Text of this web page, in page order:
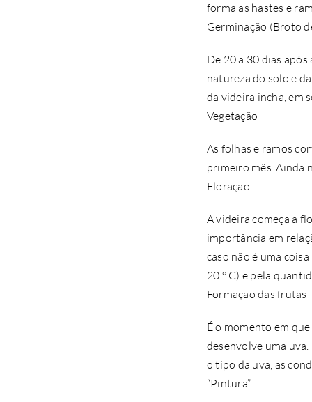
forma as hastes e
Germinação (Broto
De 20 a 30 dias
natureza do solo e
da videira incha, em
Vegetação
As folhas e ramos
primeiro mês. Ainda
Floração
A videira começa a
importância em
caso não é uma
20 ° C) e pela
Formação das frutas
É o momento em
desenvolve uma
o tipo da uva, as
“Pintura”